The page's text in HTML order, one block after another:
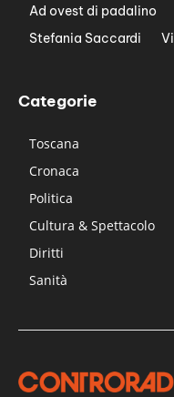
Ad ovest di padalino
Stefania Saccardi
Categorie
Toscana
Cronaca
Politica
Cultura & Spettacolo
Diritti
Sanità